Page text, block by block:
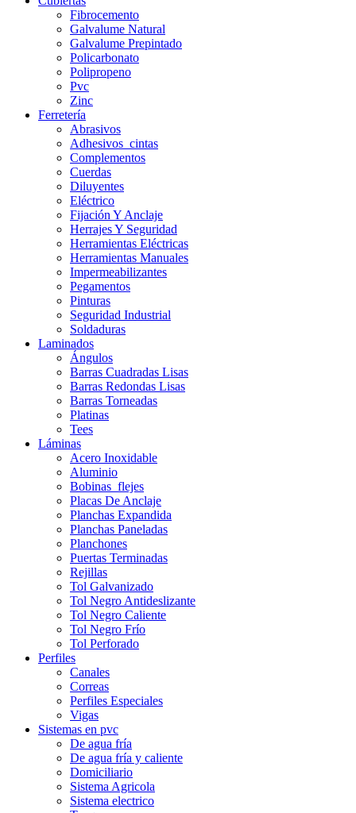
Fibrocemento
Galvalume Natural
Galvalume Prepintado
Policarbonato
Polipropeno
Pvc
Zinc
Ferretería
Abrasivos
Adhesivos_cintas
Complementos
Cuerdas
Diluyentes
Eléctrico
Fijación Y Anclaje
Herrajes Y Seguridad
Herramientas Eléctricas
Herramientas Manuales
Impermeabilizantes
Pegamentos
Pinturas
Seguridad Industrial
Soldaduras
Laminados
Ángulos
Barras Cuadradas Lisas
Barras Redondas Lisas
Barras Torneadas
Platinas
Tees
Láminas
Acero Inoxidable
Aluminio
Bobinas_flejes
Placas De Anclaje
Planchas Expandida
Planchas Paneladas
Planchones
Puertas Terminadas
Rejillas
Tol Galvanizado
Tol Negro Antideslizante
Tol Negro Caliente
Tol Negro Frío
Tol Perforado
Perfiles
Canales
Correas
Perfiles Especiales
Vigas
Sistemas en pvc
De agua fría
De agua fría y caliente
Domiciliario
Sistema Agricola
Sistema electrico